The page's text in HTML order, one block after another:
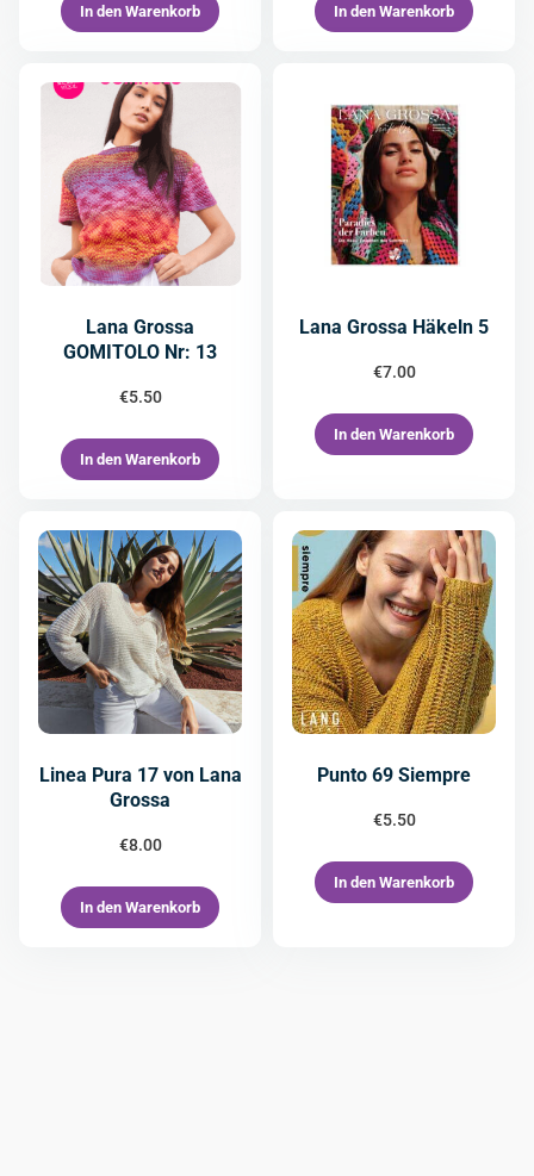
In den Warenkorb In den Warenkorb
Lana Grossa
GOMITOLO Nr: 13
€5.50
In den Warenkorb
Lana Grossa Häkeln 5
€7.00
In den Warenkorb
Linea Pura 17 von Lana
Grossa
€8.00
In den Warenkorb
Punto 69 Siempre
€5.50
In den Warenkorb